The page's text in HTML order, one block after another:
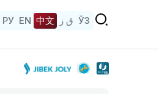
РУ EN 中文 ق ز ЎЗ